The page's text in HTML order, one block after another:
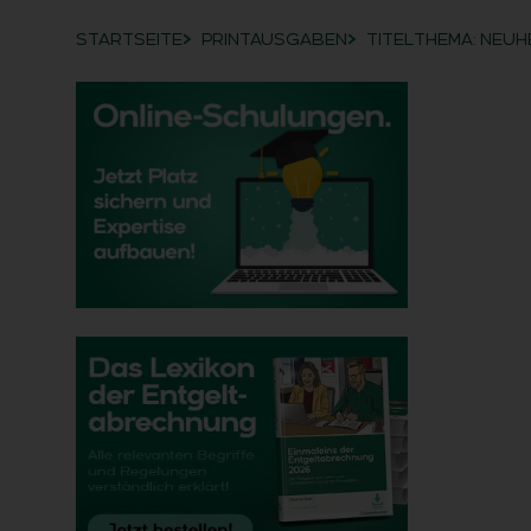
Breadcrumb-Navigation
STARTSEITE PRINTAUSGABEN TITELTHEMA: